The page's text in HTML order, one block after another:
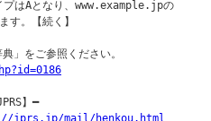
プはAとなり、www.example.jpの
す。【続く】
」をご参照ください。
】━
jprs.jp/mail/henkou.html